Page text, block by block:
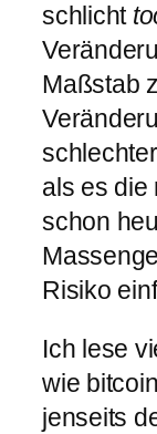
schlicht
Maßstab
als es die
schon
Risiko
Ich lese
wie
jenseits